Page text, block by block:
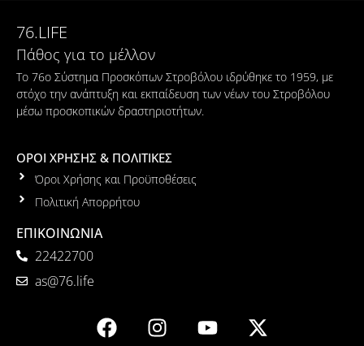
76.LIFE
Πάθος για το μέλλον
Το 76ο Σύστημα Προσκόπων Στροβόλου ιδρύθηκε το 1959, με
στόχο την ανάπτυξη και εκπαίδευση των νέων του Στροβόλου
μέσω προσκοπικών δραστηριοτήτων.
ΟΡΟΙ ΧΡΗΣΗΣ & ΠΟΛΙΤΙΚΕΣ
Όροι Χρήσης και Προϋποθέσεις
Πολιτική Απορρήτου
ΕΠΙΚΟΙΝΩΝΙΑ
22422700
as@76.life